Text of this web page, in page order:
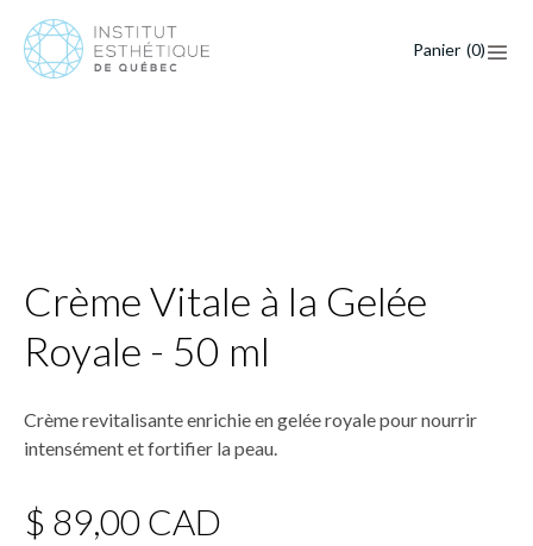
Panier (0)
Crème Vitale à la Gelée
Royale - 50 ml
Crème revitalisante enrichie en gelée royale pour nourrir
intensément et fortifier la peau.
$ 89,00 CAD